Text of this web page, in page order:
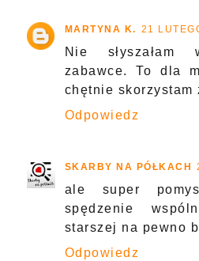
MARTYNA K. 21
Nie
zabawce. To dla
chętnie skorzystam
Odpowiedz
SKARBY NA PÓŁKACH
ale super
spędzenie
starszej na pewno
Odpowiedz